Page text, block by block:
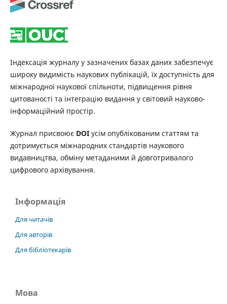
Індексація журналу у зазначених базах даних забезпечує
широку видимість наукових публікацій, їх доступність для
міжнародної наукової спільноти, підвищення рівня
цитованості та інтеграцію видання у світовий науково-
інформаційний простір.
Журнал присвоює DOIусім опублікованим статтям та
дотримується міжнародних стандартів наукового
видавництва, обміну метаданими й довготривалого
цифрового архівування.
Інформація
Для читачів
Для авторів
Для бібліотекарів
Мова